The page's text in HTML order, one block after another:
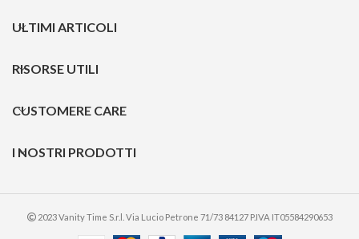
ULTIMI ARTICOLI
RISORSE UTILI
CUSTOMERE CARE
I NOSTRI PRODOTTI
2023 Vanity Time S.r.l. Via Lucio Petrone 71/73 84127 P.IVA IT05584290653